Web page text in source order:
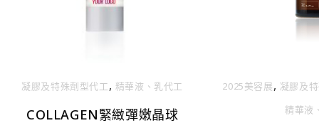
凝膠及特殊劑型代⼯, 精華液、乳代⼯
COLLAGEN緊緻彈嫩晶球
2025美容展, 凝膠及
精華液